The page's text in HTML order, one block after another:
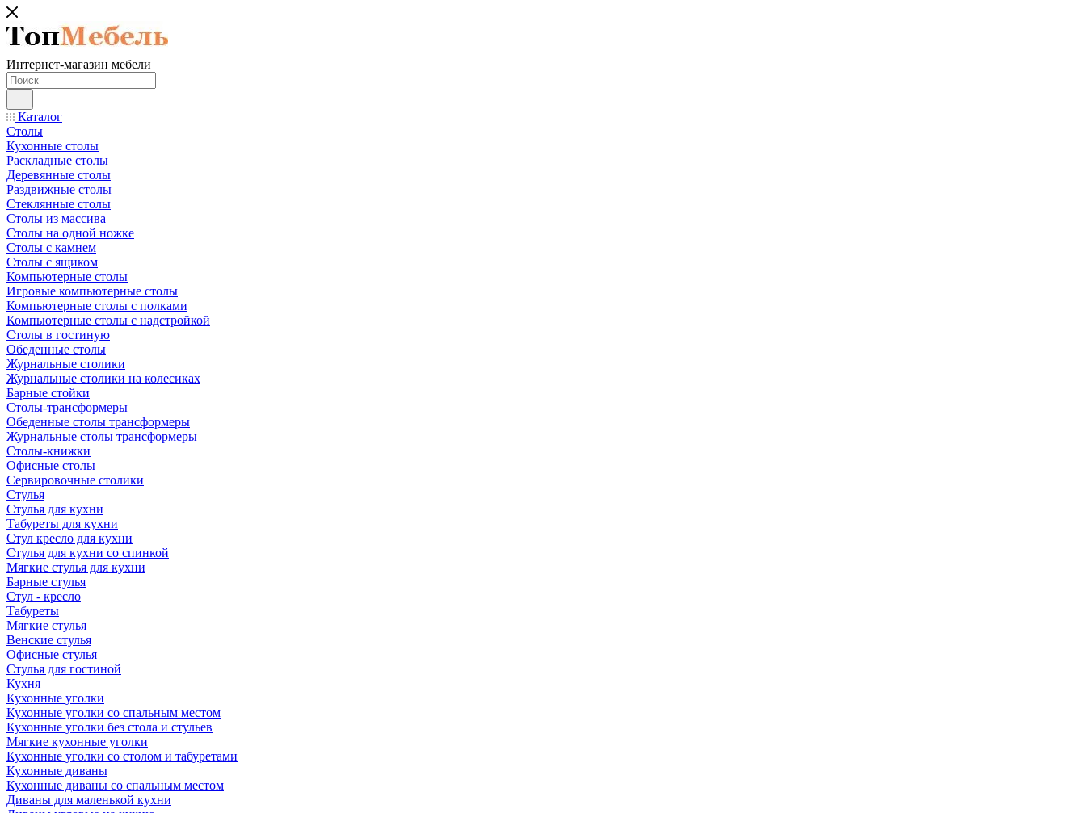
Интернет-магазин мебели
Каталог
Столы
Кухонные столы
Раскладные столы
Деревянные столы
Раздвижные столы
Стеклянные столы
Столы из массива
Столы на одной ножке
Столы с камнем
Столы с ящиком
Компьютерные столы
Игровые компьютерные столы
Компьютерные столы с полками
Компьютерные столы с надстройкой
Столы в гостиную
Обеденные столы
Журнальные столики
Журнальные столики на колесиках
Барные стойки
Столы-трансформеры
Обеденные столы трансформеры
Журнальные столы трансформеры
Столы-книжки
Офисные столы
Сервировочные столики
Стулья
Стулья для кухни
Табуреты для кухни
Стул кресло для кухни
Стулья для кухни со спинкой
Мягкие стулья для кухни
Барные стулья
Стул - кресло
Табуреты
Мягкие стулья
Венские стулья
Офисные стулья
Стулья для гостиной
Кухня
Кухонные уголки
Кухонные уголки со спальным местом
Кухонные уголки без стола и стульев
Мягкие кухонные уголки
Кухонные уголки со столом и табуретами
Кухонные диваны
Кухонные диваны со спальным местом
Диваны для маленькой кухни